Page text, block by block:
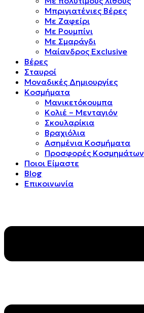
Μπριγιατένιες Βέρες
Με Ζαφείρι
Με Ρουμπίνι
Με Σμαράγδι
Μαίανδρος Exclusive
Βέρες
Σταυροί
Μοναδικές Δημιουργίες
Κοσμήματα
Μανικετόκουμπα
Κολιέ – Μενταγιόν
Σκουλαρίκια
Βραχιόλια
Ασημένια Κοσμήματα
Προσφορές Κοσμημάτων
Ποιοι Είμαστε
Blog
Επικοινωνία